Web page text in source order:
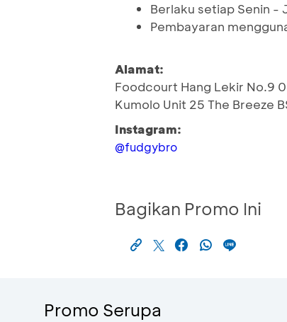
Berlaku setiap Senin -
Pembayaran
Alamat:
Foodcourt Hang Lekir No.9
Kumolo Unit 25 The Breeze
Instagram:
@fudgybro
Bagikan Promo Ini
Promo Serupa